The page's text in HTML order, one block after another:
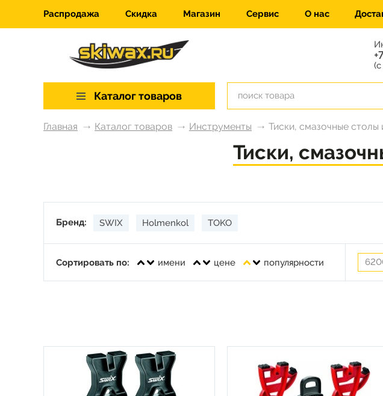
Распродажа Скидка Магазин Сервис О нас
Каталог товаров
Главная Каталог товаров Инструменты Тиски, смазочные столы
Тиски,
Бренд: SWIX Holmenkol TOKO
Сортировать по: имени цене популярности